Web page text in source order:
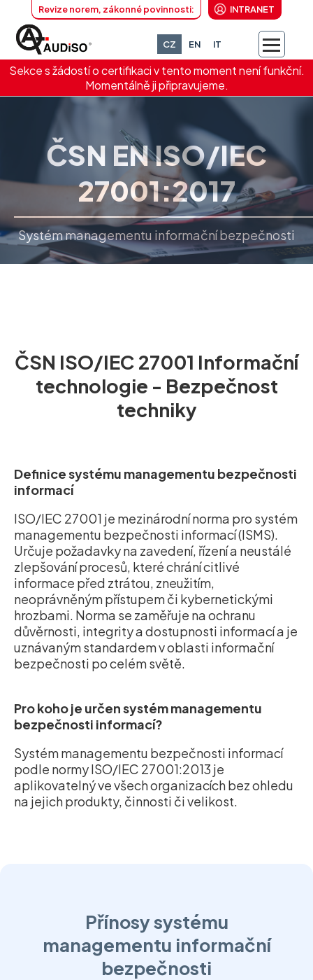
Revize norem, zákonné povinnosti: INTRANET
CZ EN IT
Sekce s žádostí o certifikaci v tento moment není funkční.
Momentálně ji připravujeme.
ČSN EN ISO/IEC
27001:2017
Systém managementu informační bezpečnosti
ČSN ISO/IEC 27001 Informační
technologie - Bezpečnost
techniky
Definice systému managementu bezpečnosti
informací
ISO/IEC 27001 je mezinárodní norma pro systém
managementu bezpečnosti informací (ISMS).
Určuje požadavky na zavedení, řízení a neustálé
zlepšování procesů, které chrání citlivé
informace před ztrátou, zneužitím,
neoprávněným přístupem či kybernetickými
hrozbami. Norma se zaměřuje na ochranu
důvěrnosti, integrity a dostupnosti informací a je
uznávaným standardem v oblasti informační
bezpečnosti po celém světě.
Pro koho je určen systém managementu
bezpečnosti informací?
Systém managementu bezpečnosti informací
podle normy ISO/IEC 27001:2013 je
aplikovatelný ve všech organizacích bez ohledu
na jejich produkty, činnosti či velikost.
Přínosy systému
managementu informační
bezpečnosti